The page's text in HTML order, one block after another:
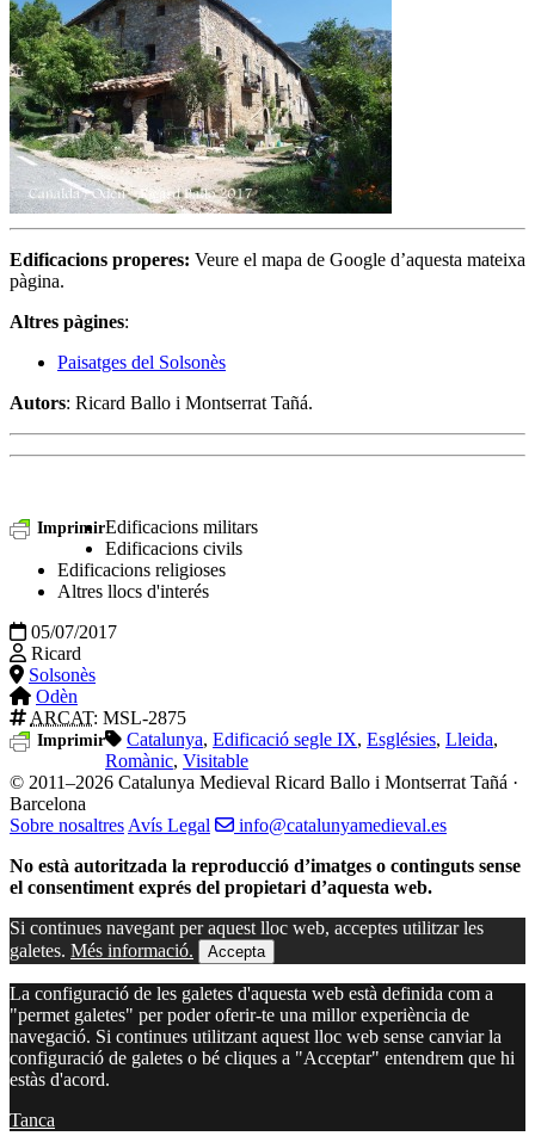
Edificacions properes: Veure el mapa de Google d’aquesta mateixa
pàgina.
Altres pàgines:
Paisatges del Solsonès
Autors: Ricard Ballo i Montserrat Tañá.
ImprimirEdificacions militars
Edificacions civils
Edificacions religioses
Altres llocs d'interés
05/07/2017
Ricard
Solsonès
Odèn
ARCAT: MSL-2875
Imprimir Catalunya, Edificació segle IX, Esglésies, Lleida,
Romànic, Visitable
© 2011–2026 Catalunya Medieval Ricard Ballo i Montserrat Tañá ·
Barcelona
Sobre nosaltres Avís Legal
info@catalunyamedieval.es
No està autoritzada la reproducció d’imatges o continguts sense
el consentiment exprés del propietari d’aquesta web.
Si continues navegant per aquest lloc web, acceptes utilitzar les
galetes. Més informació. Accepta
La configuració de les galetes d'aquesta web està definida com a
"permet galetes" per poder oferir-te una millor experiència de
navegació. Si continues utilitzant aquest lloc web sense canviar la
configuració de galetes o bé cliques a "Acceptar" entendrem que hi
estàs d'acord.
Tanca